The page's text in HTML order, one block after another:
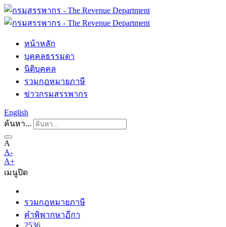
หน้าหลัก
บุคคลธรรมดา
นิติบุคคล
รวมกฎหมายภาษี
ข่าวกรมสรรพากร
English
ค้นหา...
A
A-
A+
เมนูปิด
รวมกฎหมายภาษี
คำพิพากษาฏีกา
2536